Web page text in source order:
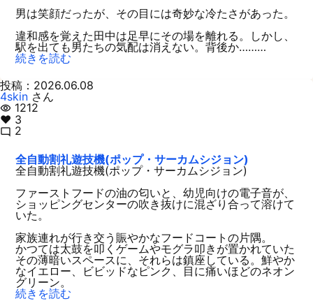
男は笑顔だったが、その目には奇妙な冷たさがあった。
違和感を覚えた田中は足早にその場を離れる。しかし、
駅を出ても男たちの気配は消えない。背後か………
続きを読む
投稿：2026.06.08
4skin さん
visibility 1212
♥ 3
mode_comment 2
全自動割礼遊技機(ポップ・サーカムシジョン)
全自動割礼遊技機(ポップ・サーカムシジョン)
ファーストフードの油の匂いと、幼児向けの電子音が、
ショッピングセンターの吹き抜けに混ざり合って溶けて
いた。
家族連れが行き交う賑やかなフードコートの片隅。
かつては太鼓を叩くゲームやモグラ叩きが置かれていた
その薄暗いスペースに、それらは鎮座している。鮮やか
なイエロー、ビビッドなピンク、目に痛いほどのネオン
グリーン。
続きを読む